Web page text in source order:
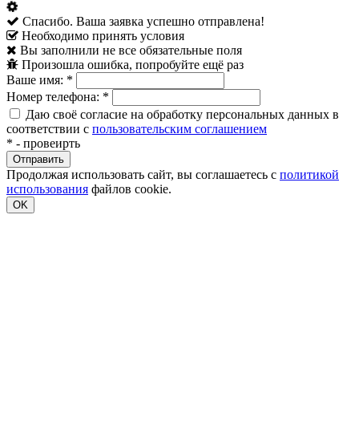
Спасибо. Ваша заявка успешно отправлена!
Необходимо принять условия
Вы заполнили не все обязательные поля
Произошла ошибка, попробуйте ещё раз
Ваше имя: *
Номер телефона: *
Даю своё согласие на обработку персональных данных в
соответствии с пользовательским соглашением
* - провеирть
Продолжая использовать сайт, вы соглашаетесь с политикой
использования файлов cookie.
OK